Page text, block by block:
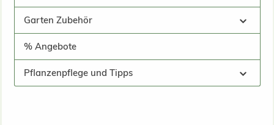
Garten Zubehör
% Angebote
Pflanzenpflege und Tipps